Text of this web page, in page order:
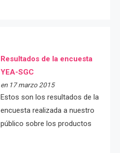
Resultados de la encuesta
YEA-SGC
en 17 marzo 2015
Estos son los resultados de la
encuesta realizada a nuestro
público sobre los productos